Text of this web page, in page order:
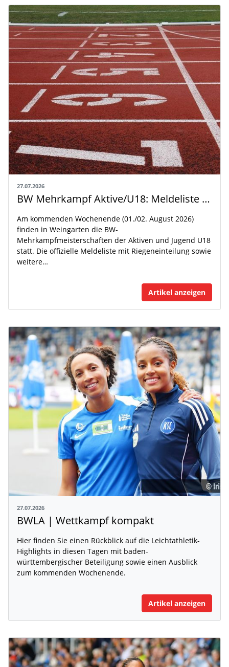
27.07.2026
BW Mehrkampf Aktive/U18: Meldeliste mit Riegeneinteilung und Rahmenzeitplan veröffentlicht
Am kommenden Wochenende (01./02. August 2026)
finden in Weingarten die BW-
Mehrkampfmeisterschaften der Aktiven und Jugend U18
statt. Die offizielle Meldeliste mit Riegeneinteilung sowie
weitere…
Artikel anzeigen
27.07.2026
BWLA | Wettkampf kompakt
Hier finden Sie einen Rückblick auf die Leichtathletik-
Highlights in diesen Tagen mit baden-
württembergischer Beteiligung sowie einen Ausblick
zum kommenden Wochenende.
Artikel anzeigen